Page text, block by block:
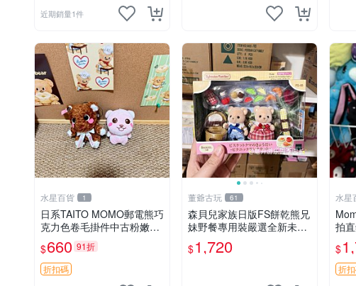
近期銷量1件
水星百貨 1
日系TAITO MOMO郵電熊巧
克力色卷毛掛件中古粉嫩玩
偶微瑕推薦 postpet momo
郵電熊 中古玩偶
$660 91折
折扣碼
董爺古玩 61
森貝兒家族日版FS餅乾熊兄
妹野餐專用裝嚴選全新未開
封，包含兩組大童款紙盒
裝，適合收藏與分享。 餅乾
$1,720
水星
拍
圖
標
$
折